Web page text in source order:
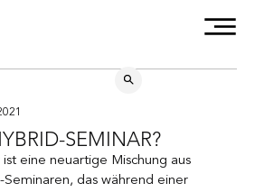
SEMINAR?
ist eine neuartige Mischung aus
das während einer